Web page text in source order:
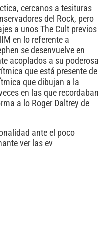
cercanos a tesituras
del Rock, pero
a unos The Cult previos
en lo referente a
se desenvuelve en
acoplados a su poderosa
que está presente de
que dibujan a la
en las que recordaban
a lo Roger Daltrey de
ante el poco
ver las ev